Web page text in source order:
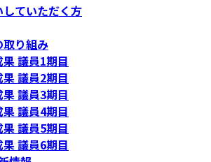
していただく方
取り組み
議員1期目
議員2期目
議員3期目
議員4期目
議員5期目
議員6期目